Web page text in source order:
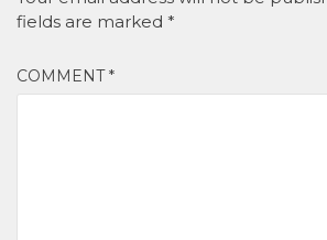
fields are marked *
COMMENT*